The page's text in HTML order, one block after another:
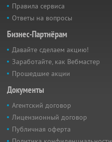
Правила сервиса
Ответы на вопросы
Бизнес-Партнёрам
Давайте сделаем акцию!
Заработайте, как Вебмастер
Прошедшие акции
Документы
Агентский договор
Лицензионный договор
Публичная оферта